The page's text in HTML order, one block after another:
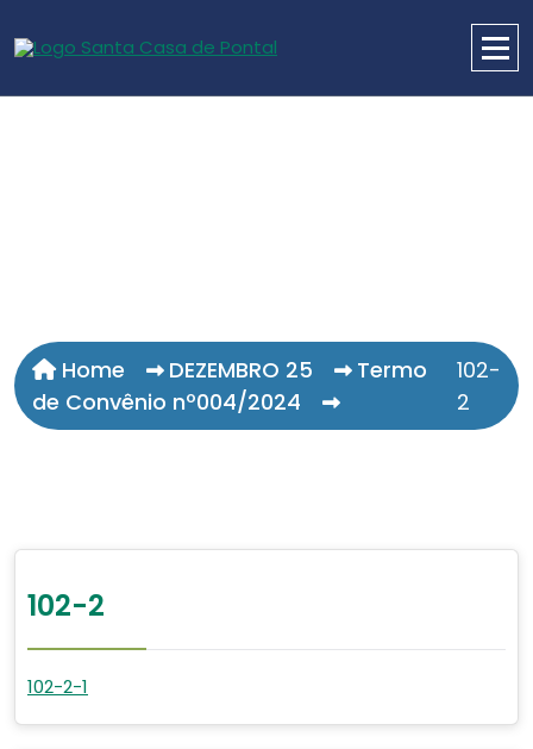
Home DEZEMBRO 25
Termo
de Convênio nº004/2024
102-
2
102-2
102-2-1